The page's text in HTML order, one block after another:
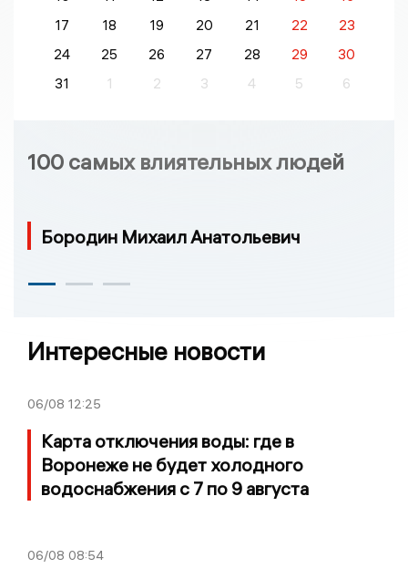
17
18 19 20 21 22
23
24
25 26 27 28 29
30
31
1 2 3 4 5 6
100 самых влиятельных людей
Бородин Михаил Анатольевич
Интересные новости
06/08 12:25
Карта отключения воды: где в
Воронеже не будет холодного
водоснабжения с 7 по 9 августа
06/08 08:54